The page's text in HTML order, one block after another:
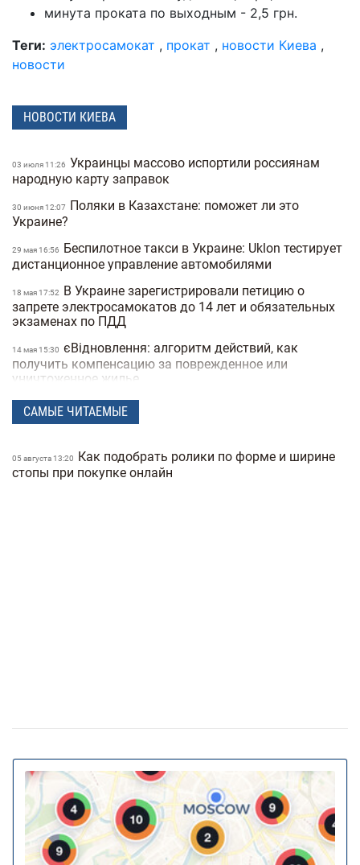
минута проката по выходным - 2,5 грн.
Теги: электросамокат , прокат , новости Киева ,
новости
НОВОСТИ КИЕВА
03 июля 11:26 Украинцы массово испортили россиянам
народную карту заправок
30 июня 12:07
Поляки в Казахстане: поможет ли это
Украине?
29 мая 16:56
Беспилотное такси в Украине: Uklon тестирует
дистанционное управление автомобилями
18 мая 17:52
В Украине зарегистрировали петицию о
запрете электросамокатов до 14 лет и обязательных
экзаменах по ПДД
14 мая 15:30 єВідновлення: алгоритм действий, как
получить компенсацию за поврежденное или
уничтоженное жилье
06 мая 15:50 В Украине хотят запретить электросамокаты
на тротуарах: где и как они будут ездить
областей выпал снег посреди апреля (фото)
На Украину надвигается циклон Niksala: что
18 августа 16:36
Штрафы до 3400 грн: Кабмин предлагает
ужесточить наказание за нарушение комендантского
часа
10 июля 16:23 За животных в авто будут штрафовать и
лишать свободы: в КГГА напомнили о наказаниях для
САМЫЕ ЧИТАЕМЫЕ
05 августа 13:20
Как подобрать ролики по форме и ширине
стопы при покупке онлайн